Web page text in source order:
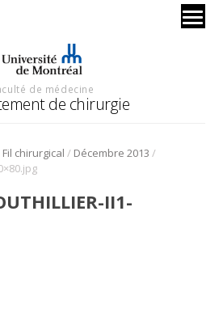
de médecine
de chirurgie
Fil chirurgical / Décembre 2013 /
II1-